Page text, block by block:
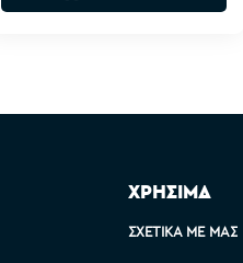
ΧΡΗΣΙΜΑ
ΣΧΕΤΙΚΆ ΜΕ ΜΑΣ